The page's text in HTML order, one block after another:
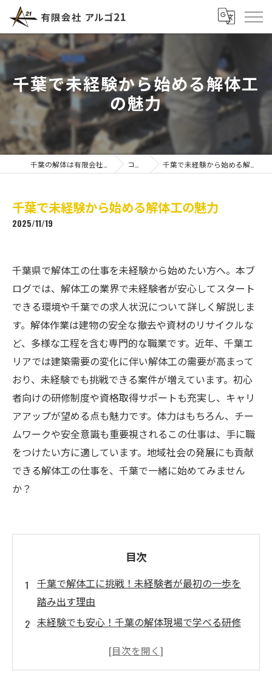
千葉で未経験から始める解体工
の魅力
コラム 千葉で未経験から始める解体工の魅力
千葉で未経験から始める解体工の魅力
2025/11/19
千葉県で解体工の仕事を未経験から始めたい方へ。本ブ
ログでは、解体工の業界で未経験者が安心してスタート
できる環境や千葉での求人状況について詳しく解説しま
す。解体作業は建物の安全な撤去や資材のリサイクルな
ど、多様な工程を含む専門的な職業です。近年、千葉エ
リアでは建築需要の変化に伴い解体工の需要が高まって
おり、未経験でも挑戦できる案件が増えています。初心
者向けの研修制度や資格取得サポートも充実し、キャリ
アアップが望める点も魅力です。体力はもちろん、チー
ムワークや安全意識も重要視されるこの仕事は、手に職
をつけたい方に適しています。地域社会の発展にも貢献
できる解体工の仕事を、千葉で一緒に始めてみません
か？
目次
千葉で解体工に挑戦！未経験者が最初の一歩を
踏み出す理由
未経験でも安心！千葉の解体現場で学べる研修
千葉の求人状況を徹底解説！未経験歓迎の解体